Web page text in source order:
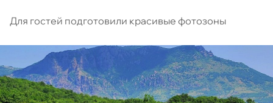
Для гостей подготовили красивые фотозоны